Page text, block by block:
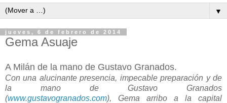
▼
jueves, 6 de febrero de 2014
Gema Asuaje
A Milán de la mano de Gustavo Granados.
Con una alucinante presencia, impecable preparación y de
la mano de Gustavo Granados
(www.gustavogranados.com), Gema arribo a la capital